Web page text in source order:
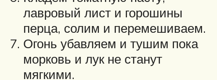
лавровый лист и горошины
перца, солим и перемешиваем.
Огонь убавляем и тушим пока
морковь и лук не станут
мягкими.